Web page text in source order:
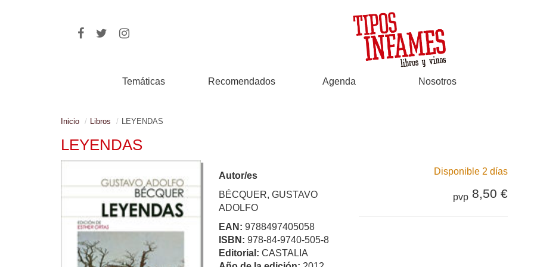
Temáticas Recomendados Agenda Nosotros
Inicio Libros LEYENDAS
LEYENDAS
Autor/es
BÉCQUER, GUSTAVO
ADOLFO
EAN: 9788497405058
ISBN: 978-84-9740-505-8
Editorial: CASTALIA
Disponible 2 días
pvp 8,50 €